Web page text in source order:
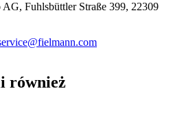
Fuhlsbüttler Straße 399, 22309
również